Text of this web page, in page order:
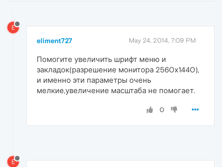
E
eliment727 May 24, 2014, 7:09 PM
Помогите увеличить шрифт меню и
закладок(разрешение монитора 2560х1440),
и именно эти параметры очень
мелкие,увеличение масштаба не помогает.
0
E